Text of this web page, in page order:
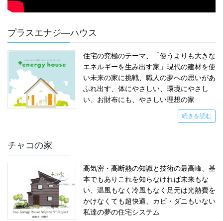
プラスエナジ―ハウス
住宅の究極のテーマ、「使うよりも大きな
エネルギーを生み出す家」現代の建材を使
い未来の家に挑戦、職人の夢への思いがあ
ふれ出す、体にやさしい、環境にやさし
い、お財布にも、やさしい理想の家
続きを読む
チャコの家
高気密・高断熱の知識と技術の最高峰、基
本でもありこれを知らなければ未来もな
い、温風もなく冷風もなく足元は光熱費を
かけなくても超快適、カビ・ダニもいない
私達の夢の住宅システム